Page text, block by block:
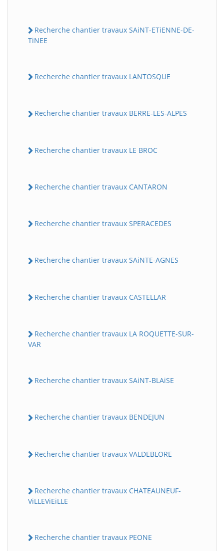
Recherche chantier travaux SAiNT-ETiENNE-DE-
TiNEE
Recherche chantier travaux LANTOSQUE
Recherche chantier travaux BERRE-LES-ALPES
Recherche chantier travaux LE BROC
Recherche chantier travaux CANTARON
Recherche chantier travaux SPERACEDES
Recherche chantier travaux SAiNTE-AGNES
Recherche chantier travaux CASTELLAR
Recherche chantier travaux LA ROQUETTE-SUR-
VAR
Recherche chantier travaux SAiNT-BLAiSE
Recherche chantier travaux BENDEJUN
Recherche chantier travaux VALDEBLORE
Recherche chantier travaux CHATEAUNEUF-
ViLLEViEiLLE
Recherche chantier travaux PEONE